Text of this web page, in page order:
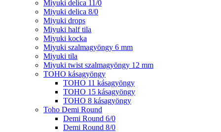
Miyuki delica 11/0
Miyuki delica 8/0
Miyuki drops
Miyuki half tila
Miyuki kocka
Miyuki szalmagyöngy 6 mm
Miyuki tila
Miyuki twist szalmagyöngy 12 mm
TOHO kásagyöngy
TOHO 11 kásagyöngy
TOHO 15 kásagyöngy
TOHO 8 kásagyöngy
Toho Demi Round
Demi Round 6/0
Demi Round 8/0